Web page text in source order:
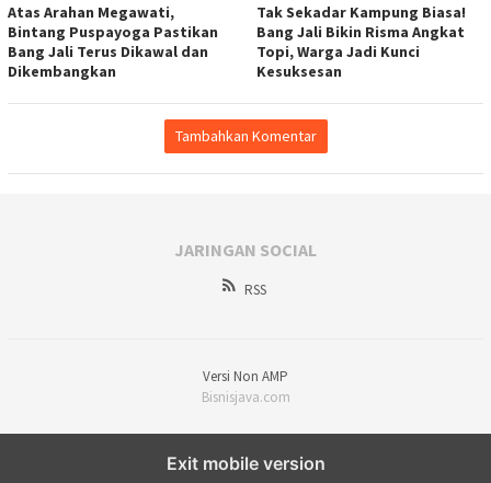
Atas Arahan Megawati,
Bintang Puspayoga Pastikan
Bang Jali Terus Dikawal dan
Dikembangkan
Tak Sekadar Kampung Biasa!
Bang Jali Bikin Risma Angkat
Topi, Warga Jadi Kunci
Kesuksesan
Tambahkan Komentar
JARINGAN SOCIAL
RSS
Versi Non AMP
Bisnisjava.com
Exit mobile version